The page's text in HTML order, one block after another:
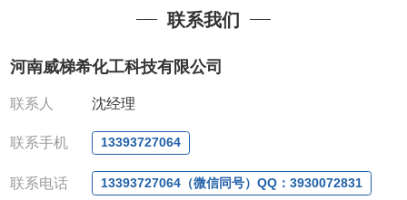
我司对高校及科研单位先发货和
作中有用到的试剂,欢迎前来询购,如若出现质量问题,
63377391/13393727064
QQ:3930072831
联系人: 沈晓东(欢迎致电,或QQ、微信联系)
联系我们
河南威梯希化工科技有限公司
联系人 沈经理
联系手机 13393727064
联系电话 13393727064（微信同号）QQ：3930072831